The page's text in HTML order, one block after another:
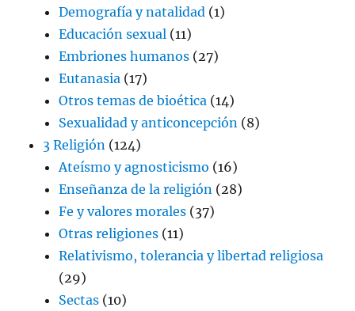
Demografía y natalidad (1)
Educación sexual (11)
Embriones humanos (27)
Eutanasia (17)
Otros temas de bioética (14)
Sexualidad y anticoncepción (8)
3 Religión (124)
Ateísmo y agnosticismo (16)
Enseñanza de la religión (28)
Fe y valores morales (37)
Otras religiones (11)
Relativismo, tolerancia y libertad religiosa
(29)
Sectas (10)